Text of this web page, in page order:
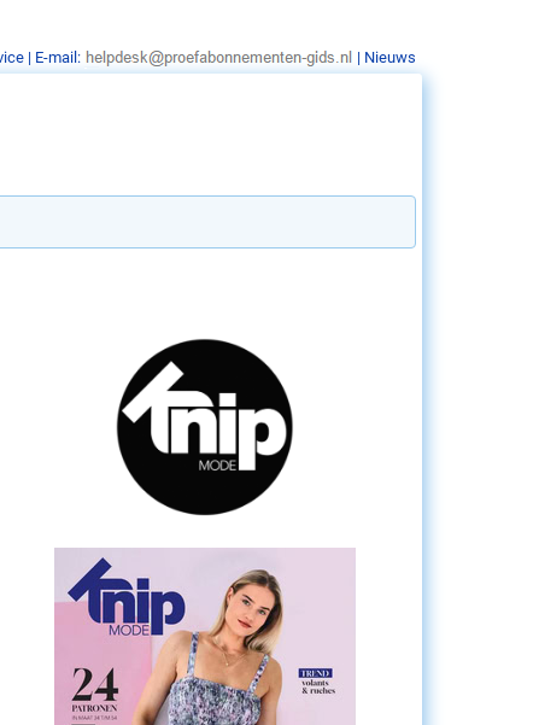
| E-mail: | Nieuws